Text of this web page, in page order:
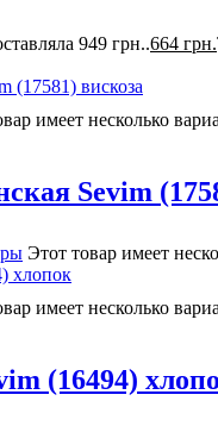
949 грн..664 грн.
имеет несколько
Sevim
Этот товар имеет
имеет несколько
(16494)